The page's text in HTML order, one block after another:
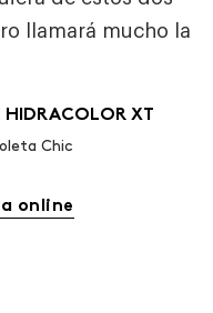
llamará mucho la
HIDRACOLOR XT
Chic
online